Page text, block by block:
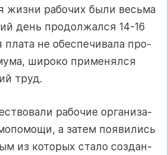
жиз­ни ра­бо­чих бы­ли весь­ма
день про­дол­жал­ся 14-16
пла­та не обес­пе­чи­ва­ла про­
ши­ро­ко при­ме­нял­ся
труд.
ра­бо­чие ор­га­ни­за­
а за­тем по­яви­лись
из ко­то­рых ста­ло соз­дан­